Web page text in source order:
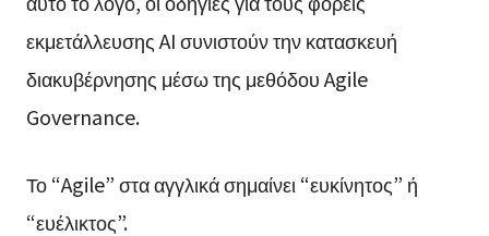
εκμετάλλευσης AI συνιστούν την κατασκευή
διακυβέρνησης μέσω της μεθόδου Agile
Governance.
Το “Agile” στα αγγλικά σημαίνει “ευκίνητος” ή
“ευέλικτος”.